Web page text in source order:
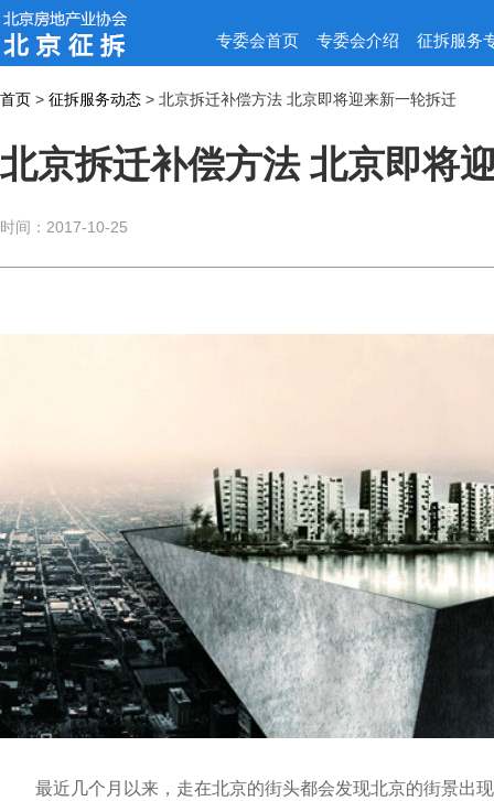
专委会首页 专委会介绍 征拆服务
首页 > 征拆服务动态 > 北京拆迁补偿方法 北京即将迎来新一轮拆迁
北京拆迁补偿方法 北京即将
时间：2017-10-25
最近几个月以来，走在北京的街头都会发现北京的街景出